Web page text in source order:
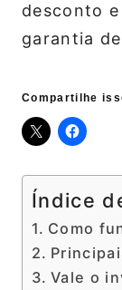
desconto
garantia
Compartilhe
Índice
Como
Vale o